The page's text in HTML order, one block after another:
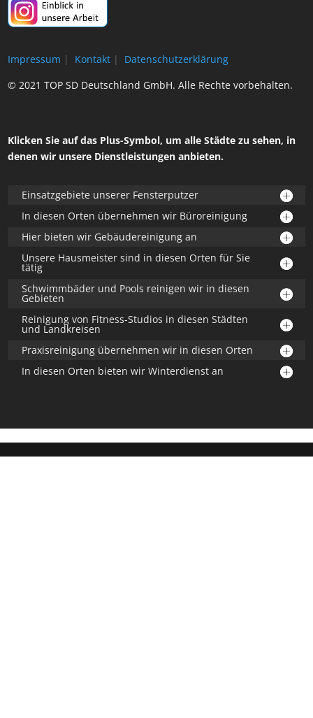
Impressum | Kontakt |
Datenschutzerklärung
© 2021 TOP SD Deutschland GmbH. Alle Rechte vorbehalten.
Klicken Sie auf das Plus-Symbol, um alle Städte zu sehen, in
denen wir unsere Dienstleistungen anbieten.
Einsatzgebiete unserer Fensterputzer
In diesen Orten übernehmen wir Büroreinigung
Hier bieten wir Gebäudereinigung an
Unsere Hausmeister sind in diesen Orten für Sie
tätig
Schwimmbäder und Pools reinigen wir in diesen
Gebieten
Reinigung von Fitness-Studios in diesen Städten
und Landkreisen
Praxisreinigung übernehmen wir in diesen Orten
In diesen Orten bieten wir Winterdienst an